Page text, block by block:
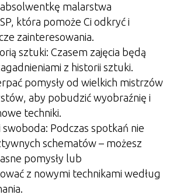
malarstwa
która pomoże Ci odkryć i
zainteresowania.
sztuki: Czasem zajęcia będą
z historii sztuki.
pomysły od wielkich mistrzów
aby pobudzić wyobraźnię i
techniki.
swoboda: Podczas spotkań nie
schematów – możesz
pomysły lub
z nowymi technikami według